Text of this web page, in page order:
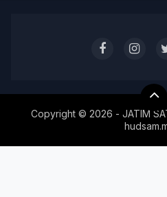
Copyright © 2026 - JATIM